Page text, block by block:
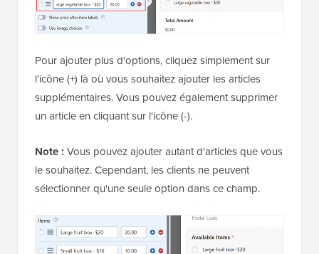
Pour ajouter plus d'options, cliquez simplement sur
l'icône (+) là où vous souhaitez ajouter les articles
supplémentaires. Vous pouvez également supprimer
un article en cliquant sur l'icône (-).
Note : Vous pouvez ajouter autant d'articles que vous
le souhaitez. Cependant, les clients ne peuvent
sélectionner qu'une seule option dans ce champ.